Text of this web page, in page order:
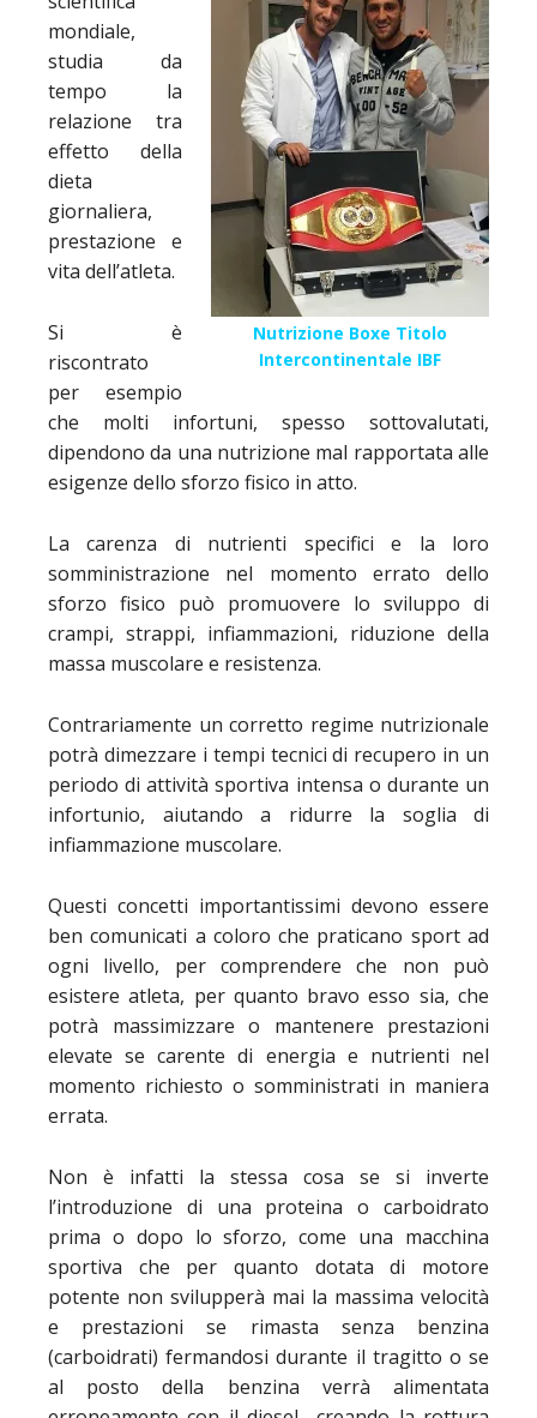
Nutrizione Boxe Titolo
Intercontinentale IBF
mondiale,
studia da
tempo la
relazione tra
effetto della
dieta
giornaliera,
prestazione e
vita dell’atleta.
Si è
riscontrato
per esempio
che molti infortuni, spesso sottovalutati,
dipendono da una nutrizione mal rapportata alle
esigenze dello sforzo fisico in atto.
La carenza di nutrienti specifici e la loro
somministrazione nel momento errato dello
sforzo fisico può promuovere lo sviluppo di
crampi, strappi, infiammazioni, riduzione della
massa muscolare e resistenza.
Contrariamente un corretto regime nutrizionale
potrà dimezzare i tempi tecnici di recupero in un
periodo di attività sportiva intensa o durante un
infortunio, aiutando a ridurre la soglia di
infiammazione muscolare.
Questi concetti importantissimi devono essere
ben comunicati a coloro che praticano sport ad
ogni livello, per comprendere che non può
esistere atleta, per quanto bravo esso sia, che
potrà massimizzare o mantenere prestazioni
elevate se carente di energia e nutrienti nel
momento richiesto o somministrati in maniera
errata.
Non è infatti la stessa cosa se si inverte
l’introduzione di una proteina o carboidrato
prima o dopo lo sforzo, come una macchina
sportiva che per quanto dotata di motore
potente non svilupperà mai la massima velocità
e prestazioni se rimasta senza benzina
(carboidrati) fermandosi durante il tragitto o se
al posto della benzina verrà alimentata